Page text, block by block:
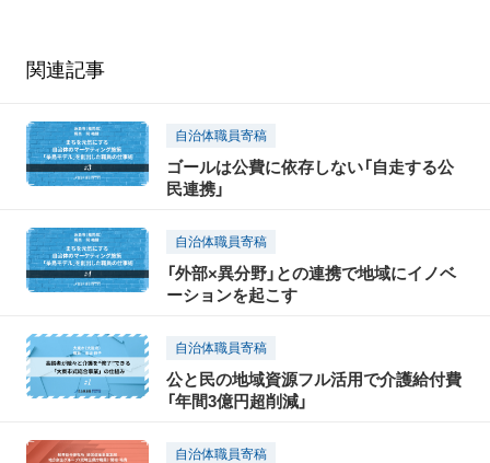
関連記事
自治体職員寄稿
ゴールは公費に依存しない「自走する公
民連携」
自治体職員寄稿
「外部×異分野」との連携で地域にイノベ
ーションを起こす
自治体職員寄稿
公と民の地域資源フル活用で介護給付費
「年間3億円超削減」
自治体職員寄稿